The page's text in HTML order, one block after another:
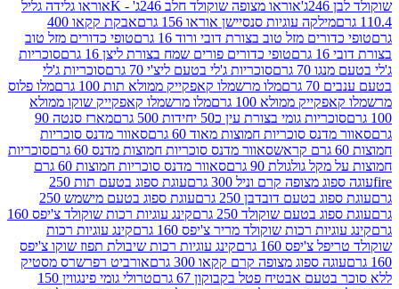
אוראו מצופה שוקולד חלב 246ג' - K
אוראו גלידה גליל
מילקה עוגיות סנסיישן אוראו 156 גרם
אבקת קקאו 400
מזל טוב בצורת דובי ורוד 16 גרם
טופי כדורים מזל טוב
טופי כדורים פורים שמח בצורת ליצן 16 גרם
סוכריות
גרם
סוכריות ג'לי בטעם ליצ'י 70 גרם
סוכריות ג'לי
מלו מרשמלו קאפקייק ממולא תות 100 גרם
מלו פלוס
ממולא 100 גרם
מלו מרשמלו קאפקייק שוקו ממולא
גומי בצורת עין כ50 יחידות 500 גרם
מארז סנטה 90
סוכריות חמוצות מאוד 60 גרם
סאוור מדנס סוכריות
סאוור מדנס סוכריות חמוצות מדנס 60 גרם
סוכריות
גולגולת 90 גרם
סאוור מדנס סוכריות חמוצות 60 גרם
מצופה קרם וניל 300 גרם
עוגת ספוג בטעם תות 250
בטעם דובדבן 250 גרם
עוגת ספוג בטעם מישמש 250
בטעם שוקולד 250 גרם
קינג עוגיות רכות שוקולד צ'יפס 160
רכות שוקולד מריר צ'יפס 160 גרם
קינג עוגיות רכות
160 גרם
קינג עוגיות רכות שיבולת תפוז שוקו צ'יפס
ספוג מצופה קרם קקאו 300 גרם
אורביט רפרשרס מסטיק
אבטיח פטל בקבוקון 67 גרם
טרולי גומי פינגווין 150